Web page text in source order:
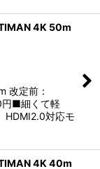
4K 50m
改定前：
■細くて軽
HDMI2.0対応モ
4K 40m